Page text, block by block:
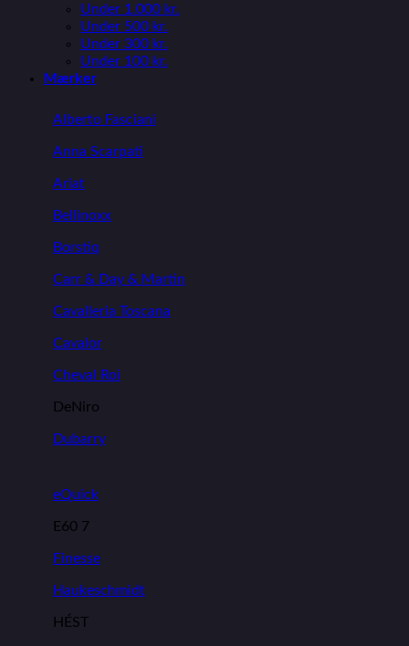
Under 1.000 kr.
Under 500 kr.
Under 300 kr.
Under 100 kr.
Mærker
Alberto Fasciani
Anna Scarpati
Ariat
Bellinoxx
Borstiq
Carr & Day & Martin
Cavalleria Toscana
Cavalor
Cheval Roi
DeNiro
Dubarry
eQuick
E60 7
Finesse
Haukeschmidt
HÉST